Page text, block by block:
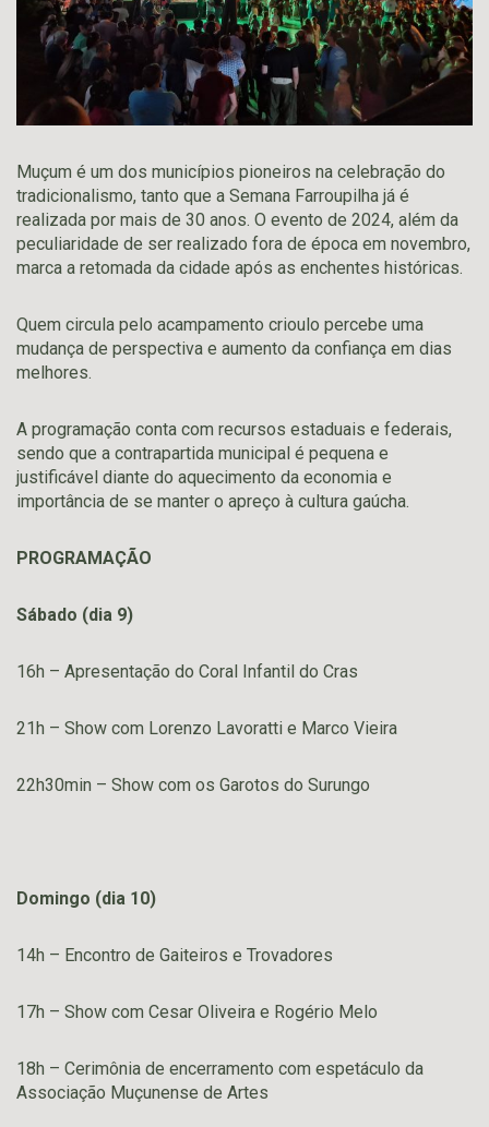
Muçum é um dos municípios pioneiros na celebração do
tradicionalismo, tanto que a Semana Farroupilha já é
realizada por mais de 30 anos. O evento de 2024, além da
peculiaridade de ser realizado fora de época em novembro,
marca a retomada da cidade após as enchentes históricas.
Quem circula pelo acampamento crioulo percebe uma
mudança de perspectiva e aumento da confiança em dias
melhores.
A programação conta com recursos estaduais e federais,
sendo que a contrapartida municipal é pequena e
justificável diante do aquecimento da economia e
importância de se manter o apreço à cultura gaúcha.
PROGRAMAÇÃO
Sábado (dia 9)
16h – Apresentação do Coral Infantil do Cras
21h – Show com Lorenzo Lavoratti e Marco Vieira
22h30min – Show com os Garotos do Surungo
Domingo (dia 10)
14h – Encontro de Gaiteiros e Trovadores
17h – Show com Cesar Oliveira e Rogério Melo
18h – Cerimônia de encerramento com espetáculo da
Associação Muçunense de Artes